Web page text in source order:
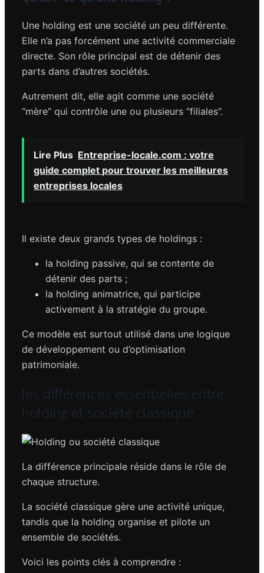
Une holding est une société un peu différente.
Elle n’a pas forcément une activité commerciale
directe. Son rôle principal est de détenir des
parts dans d’autres sociétés.
Autrement dit, elle agit comme une société
“mère” qui contrôle une ou plusieurs “filiales”.
Lire Plus Entreprise-locale.com : votre
guide complet pour trouver les meilleures
entreprises locales
Il existe deux grands types de holdings :
la holding passive, qui se contente de
détenir des parts ;
la holding animatrice, qui participe
activement à la stratégie du groupe.
Ce modèle est surtout utilisé dans une logique
de développement ou d’optimisation
patrimoniale.
les différences essentielles entre
holding et société classique
La différence principale réside dans le rôle de
chaque structure.
La société classique gère une activité unique,
tandis que la holding organise et pilote un
ensemble de sociétés.
Voici les points clés à comprendre :